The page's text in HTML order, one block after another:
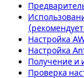
Настройка
Настройка
Получение и
Проверка